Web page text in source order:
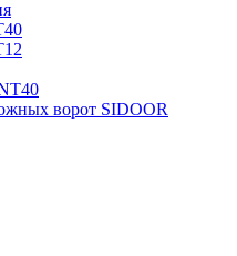
ворот SIDOOR